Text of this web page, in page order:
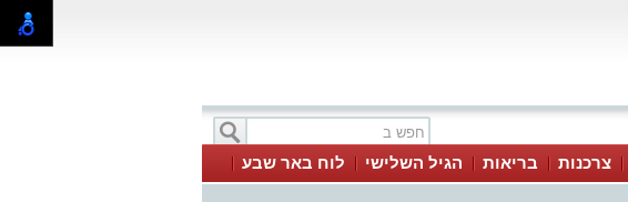
צרכנות בריאות הגיל השלישי
לוח באר שבע